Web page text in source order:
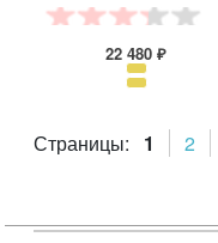
22 480 ₽
Страницы: 1 2